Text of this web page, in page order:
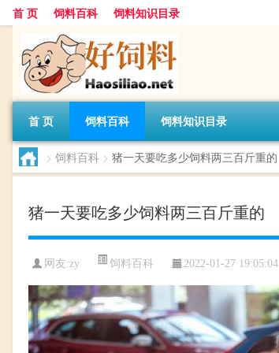
首 页 饲料百科 饲料知识目录
首 页 饲料百科 饲料知识目录
> 饲料百科 > 猪一天要吃多少饲料两三百斤重的
猪一天要吃多少饲料两三百斤重的
网友:zy 饲料百科 2022-01-27 19:05:04